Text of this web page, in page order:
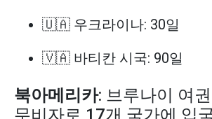
🇺🇦 우크라이나: 30일
🇻🇦 바티칸 시국: 90일
북아메리카: 브루나이 여